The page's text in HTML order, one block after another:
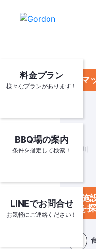
料金プラン
様々なプランがあります！
BBQ場の案内
条件を指定して検索！
LINEでお問合せ
お気軽にご連絡ください！
マ
神奈川
施
場を